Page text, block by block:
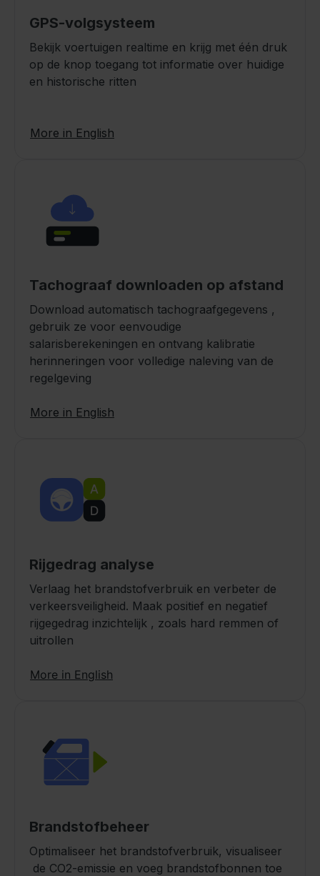
GPS-volgsysteem
Bekijk voertuigen realtime en krijg met één druk
op de knop toegang tot informatie over huidige
en historische ritten
More in English
Tachograaf downloaden op afstand
Download automatisch tachograafgegevens ,
gebruik ze voor eenvoudige
salarisberekeningen en ontvang kalibratie
herinneringen voor volledige naleving van de
regelgeving
More in English
Rijgedrag analyse
Verlaag het brandstofverbruik en verbeter de
verkeersveiligheid. Maak positief en negatief
rijgegedrag inzichtelijk , zoals hard remmen of
uitrollen
More in English
Brandstofbeheer
Optimaliseer het brandstofverbruik, visualiseer
de CO2-emissie en voeg brandstofbonnen toe